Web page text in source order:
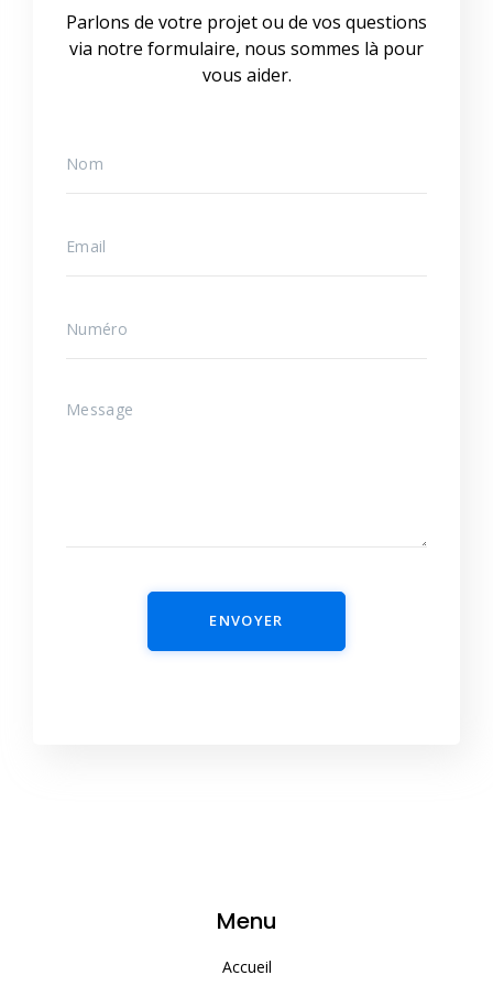
Parlons de votre projet ou de vos questions
via notre formulaire, nous sommes là pour
vous aider.
ENVOYER
Menu
Accueil